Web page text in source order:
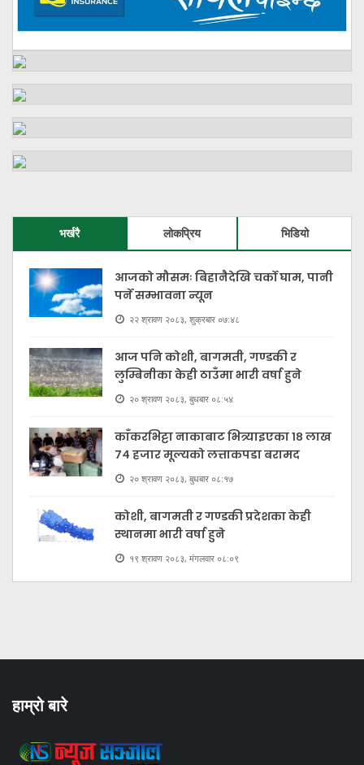
भर्खरै लोकप्रिय भिडियो
आजको मौसमः बिहानैदेखि चर्को घाम, पानी
पर्ने सम्भावना न्यून
२२ श्रावण २०८३, शुक्रबार ०७:४८
आज पनि कोशी, बागमती, गण्डकी र
लुम्बिनीका केही ठाउँमा भारी वर्षा हुने
२० श्रावण २०८३, बुधबार ०८:५४
काँकरभिट्टा नाकाबाट भित्र्याइएका १८ लाख
७४ हजार मूल्यकाे लत्ताकपडा बरामद
२० श्रावण २०८३, बुधबार ०८:१७
कोशी, बागमती र गण्डकी प्रदेशका केही
स्थानमा भारी वर्षा हुने
१९ श्रावण २०८३, मंगलवार ०८:०९
हाम्रो बारे